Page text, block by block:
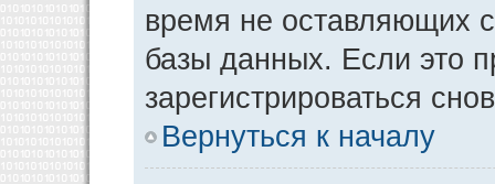
время не оставляющих
базы данных. Если это
зарегистрироваться
Вернуться к началу